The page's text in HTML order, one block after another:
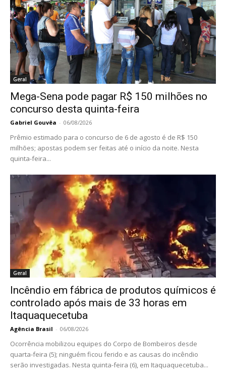
Geral
Mega-Sena pode pagar R$ 150 milhões no
concurso desta quinta-feira
Gabriel Gouvêa - 06/08/2026
Prêmio estimado para o concurso de 6 de agosto é de R$ 150
milhões; apostas podem ser feitas até o início da noite. Nesta
quinta-feira...
Geral
Incêndio em fábrica de produtos químicos é
controlado após mais de 33 horas em
Itaquaquecetuba
Agência Brasil - 06/08/2026
Ocorrência mobilizou equipes do Corpo de Bombeiros desde
quarta-feira (5); ninguém ficou ferido e as causas do incêndio
serão investigadas. Nesta quinta-feira (6), em Itaquaquecetuba...